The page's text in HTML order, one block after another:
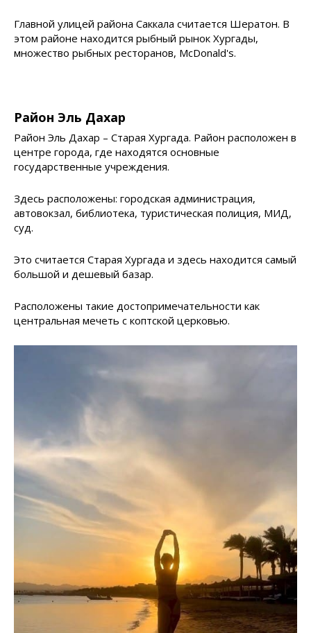
Главной улицей района Саккала считается Шератон. В
этом районе находится рыбный рынок Хургады,
множество рыбных ресторанов, McDonald's.
Район Эль Дахар
Район Эль Дахар – Старая Хургада. Район расположен в
центре города, где находятся основные
государственные учреждения.
Здесь расположены: городская администрация,
автовокзал, библиотека, туристическая полиция, МИД,
суд.
Это считается Старая Хургада и здесь находится самый
большой и дешевый базар.
Расположены такие достопримечательности как
центральная мечеть с коптской церковью.